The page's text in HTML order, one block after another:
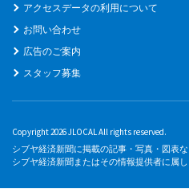
アクセスデータの利用について
お問い合わせ
広告のご案内
スタッフ募集
Copyright 2026 JLOCAL All rights reserved.
シブヤ経済新聞に掲載の記事・写真・図表
シブヤ経済新聞またはその情報提供者に属し